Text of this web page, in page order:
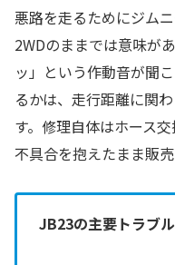
悪路を走るためにジム
2WDのままでは意味が
ッ」という作動音が聞
るかは、走行距離に関
す。修理自体はホース
不具合を抱えたまま販
JB23の主要トラブ